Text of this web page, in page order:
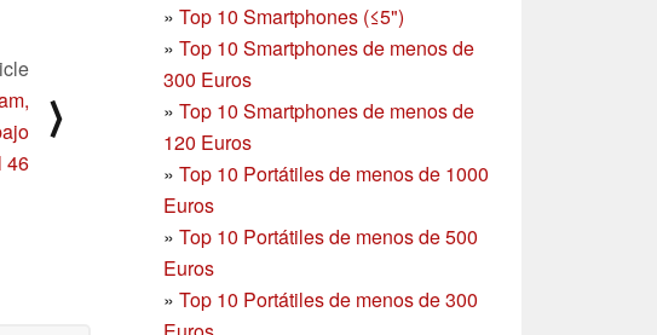
» Top 10 Smartphones (≤5")
» Top 10 Smartphones de menos de
300 Euros
» Top 10 Smartphonesde menos de
120 Euros
» Top 10 Portátiles de menos de 1000
Euros
» Top 10 Portátiles de menos de 500
Euros
» Top 10 Portátiles de menos de 300
46
⟩